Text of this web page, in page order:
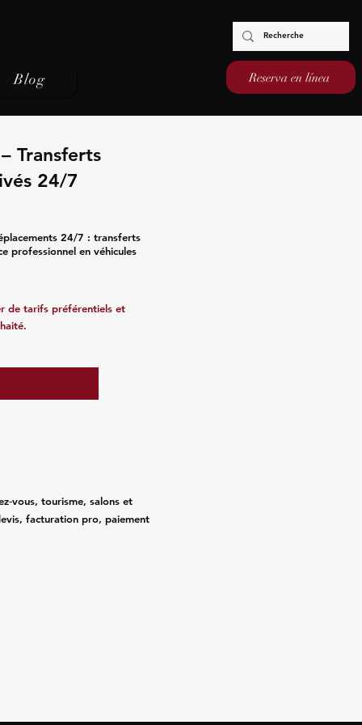
Blog Reserva en línea
Transferts
24/7
24/7 : transferts
professionnel en véhicules
de tarifs préférentiels et
tourisme, salons et
facturation pro, paiement